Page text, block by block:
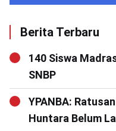
Berita Terbaru
140 Siswa
SNBP
YPANBA:
Huntara Belum